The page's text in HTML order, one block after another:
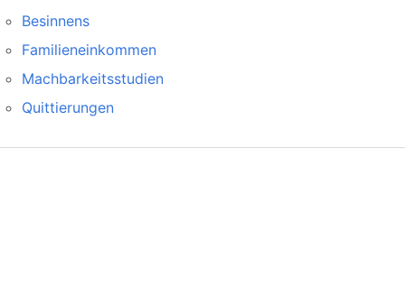
Besinnens
Familieneinkommen
Machbarkeitsstudien
Quittierungen